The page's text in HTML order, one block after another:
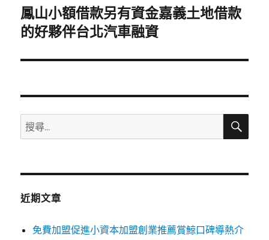
下
一
文
鳳山小額借款另有資金嘉義土地借款
的好夥伴台北汽車融資
搜
尋
鍵
搜
近期文章
免費加盟促進小資本加盟創業推薦賞鯨口碑導熱介